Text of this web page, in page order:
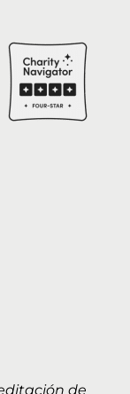
de